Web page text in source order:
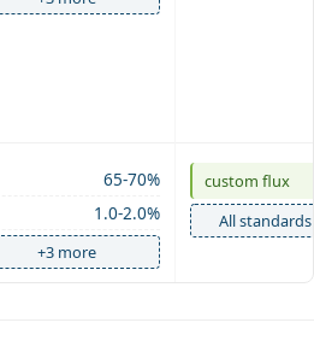
65-70%
1.0-2.0%
+3 more
custom flux
All standards